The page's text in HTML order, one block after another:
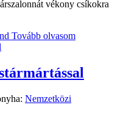
vékony csíkokra
Tovább olvasom
Nemzetközi